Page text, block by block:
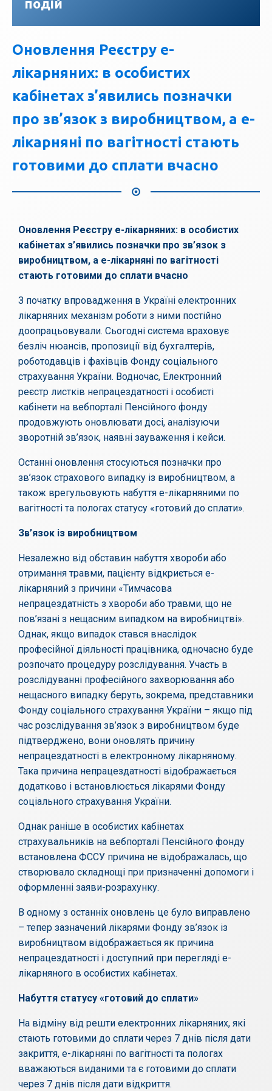
подій
Оновлення Реєстру е-
лікарняних: в особистих
кабінетах з’явились позначки
про зв’язок з виробництвом, а е-
лікарняні по вагітності стають
готовими до сплати вчасно
Оновлення Реєстру е-лікарняних: в особистих
кабінетах з’явились позначки про зв’язок з
виробництвом, а е-лікарняні по вагітності
стають готовими до сплати вчасно
З початку впровадження в Україні електронних
лікарняних механізм роботи з ними постійно
доопрацьовували. Сьогодні система враховує
безліч нюансів, пропозиції від бухгалтерів,
роботодавців і фахівців Фонду соціального
страхування України. Водночас, Електронний
реєстр листків непрацездатності і особисті
кабінети на вебпорталі Пенсійного фонду
продовжують оновлювати досі, аналізуючи
зворотній зв’язок, наявні зауваження і кейси.
Останні оновлення стосуються позначки про
зв’язок страхового випадку із виробництвом, а
також врегульовують набуття е-лікарняними по
вагітності та пологах статусу «готовий до сплати».
Зв’язок із виробництвом
Незалежно від обставин набуття хвороби або
отримання травми, пацієнту відкриється е-
лікарняний з причини «Тимчасова
непрацездатність з хвороби або травми, що не
пов’язані з нещасним випадком на виробництві».
Однак, якщо випадок стався внаслідок
професійної діяльності працівника, одночасно буде
розпочато процедуру розслідування. Участь в
розслідуванні професійного захворювання або
нещасного випадку беруть, зокрема, представники
Фонду соціального страхування України – якщо під
час розслідування зв’язок з виробництвом буде
підтверджено, вони оновлять причину
непрацездатності в електронному лікарняному.
Така причина непрацездатності відображається
додатково і встановлюється лікарями Фонду
соціального страхування України.
Однак раніше в особистих кабінетах
страхувальників на вебпорталі Пенсійного фонду
встановлена ФССУ причина не відображалась, що
створювало складнощі при призначенні допомоги і
оформленні заяви-розрахунку.
В одному з останніх оновлень це було виправлено
– тепер зазначений лікарями Фонду зв’язок із
виробництвом відображається як причина
непрацездатності і доступний при перегляді е-
лікарняного в особистих кабінетах.
Набуття статусу «готовий до сплати»
На відміну від решти електронних лікарняних, які
стають готовими до сплати через 7 днів після дати
закриття, е-лікарняні по вагітності та пологах
вважаються виданими та є готовими до сплати
через 7 днів після дати відкриття.